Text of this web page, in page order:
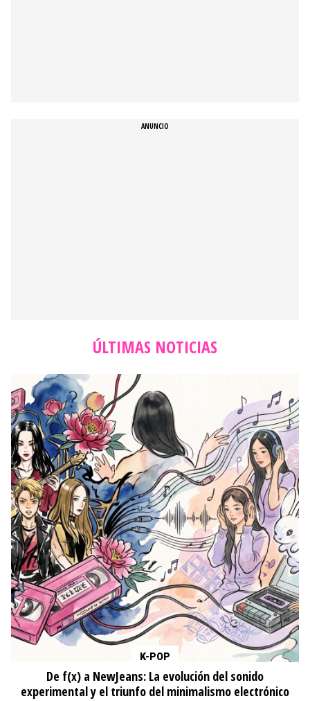
ÚLTIMAS NOTICIAS
K-POP
De f(x) a NewJeans: La evolución del sonido
experimental y el triunfo del minimalismo electrónico